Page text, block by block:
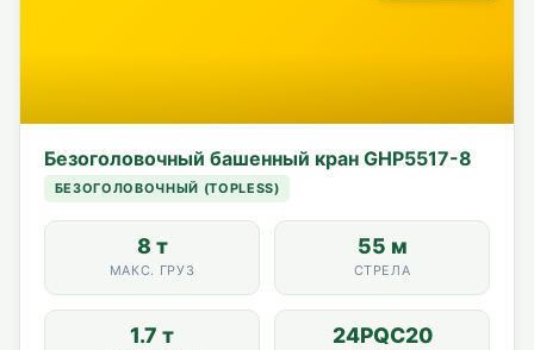
Безоголовочный башенный кран GHP5517-8
БЕЗОГОЛОВОЧНЫЙ (TOPLESS)
8 т
МАКС. ГРУЗ
55 м
СТРЕЛА
1.7 т 24PQC20